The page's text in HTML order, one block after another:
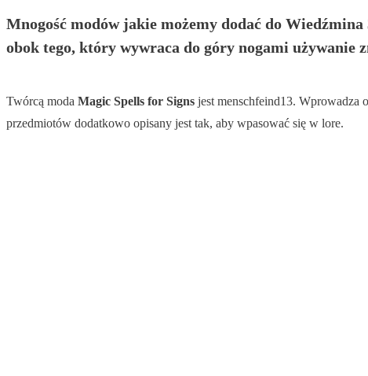
Mnogość modów jakie możemy dodać do
obok tego, który wywraca do góry nogami używanie
Twórcą moda Magic Spells for Signs jest menschfeind13. Wprowadza
przedmiotów dodatkowo opisany jest tak, aby wpasować się w lore.